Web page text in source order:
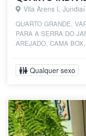
Vila Arens I,
QUARTO GRANDE,
PARA A SERRA DO
AREJADO, CAMA
Qualquer sexo